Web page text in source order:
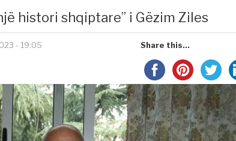
histori shqiptare” i Gëzim Ziles
- 19:05 Share this...